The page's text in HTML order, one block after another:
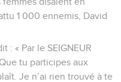
1 000 ennemis, David
: « Par le SEIGNEUR
tu participes aux
Je n’ai rien trouvé à te